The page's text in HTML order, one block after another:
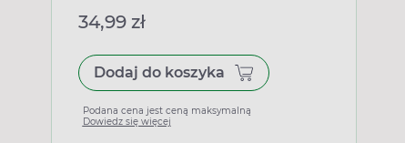
34,99 zł
Dodaj do koszyka
Podana cena jest ceną maksymalną
Dowiedz się więcej